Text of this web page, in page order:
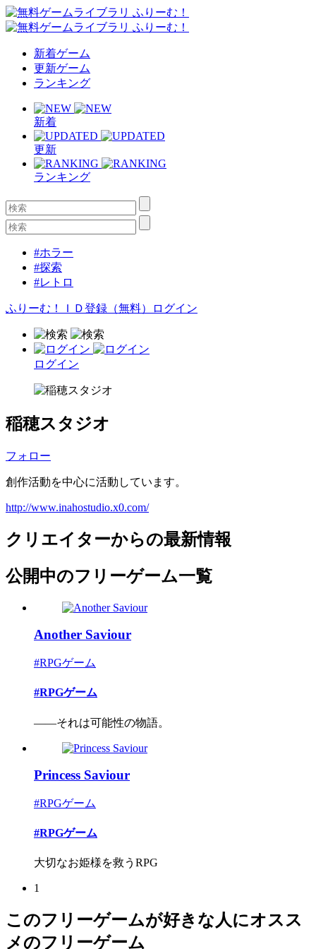
新着ゲーム
更新ゲーム
ランキング
新着
更新
ランキング
#ホラー
#探索
#レトロ
ふりーむ！ＩＤ登録（無料） ログイン
ログイン
稲穂スタジオ
フォロー
創作活動を中心に活動しています。
http://www.inahostudio.x0.com/
クリエイターからの最新情報
公開中のフリーゲーム一覧
Another Saviour
#RPGゲーム
#RPGゲーム
――それは可能性の物語。
Princess Saviour
#RPGゲーム
#RPGゲーム
大切なお姫様を救うRPG
1
このフリーゲームが好きな人にオスス
メのフリーゲーム